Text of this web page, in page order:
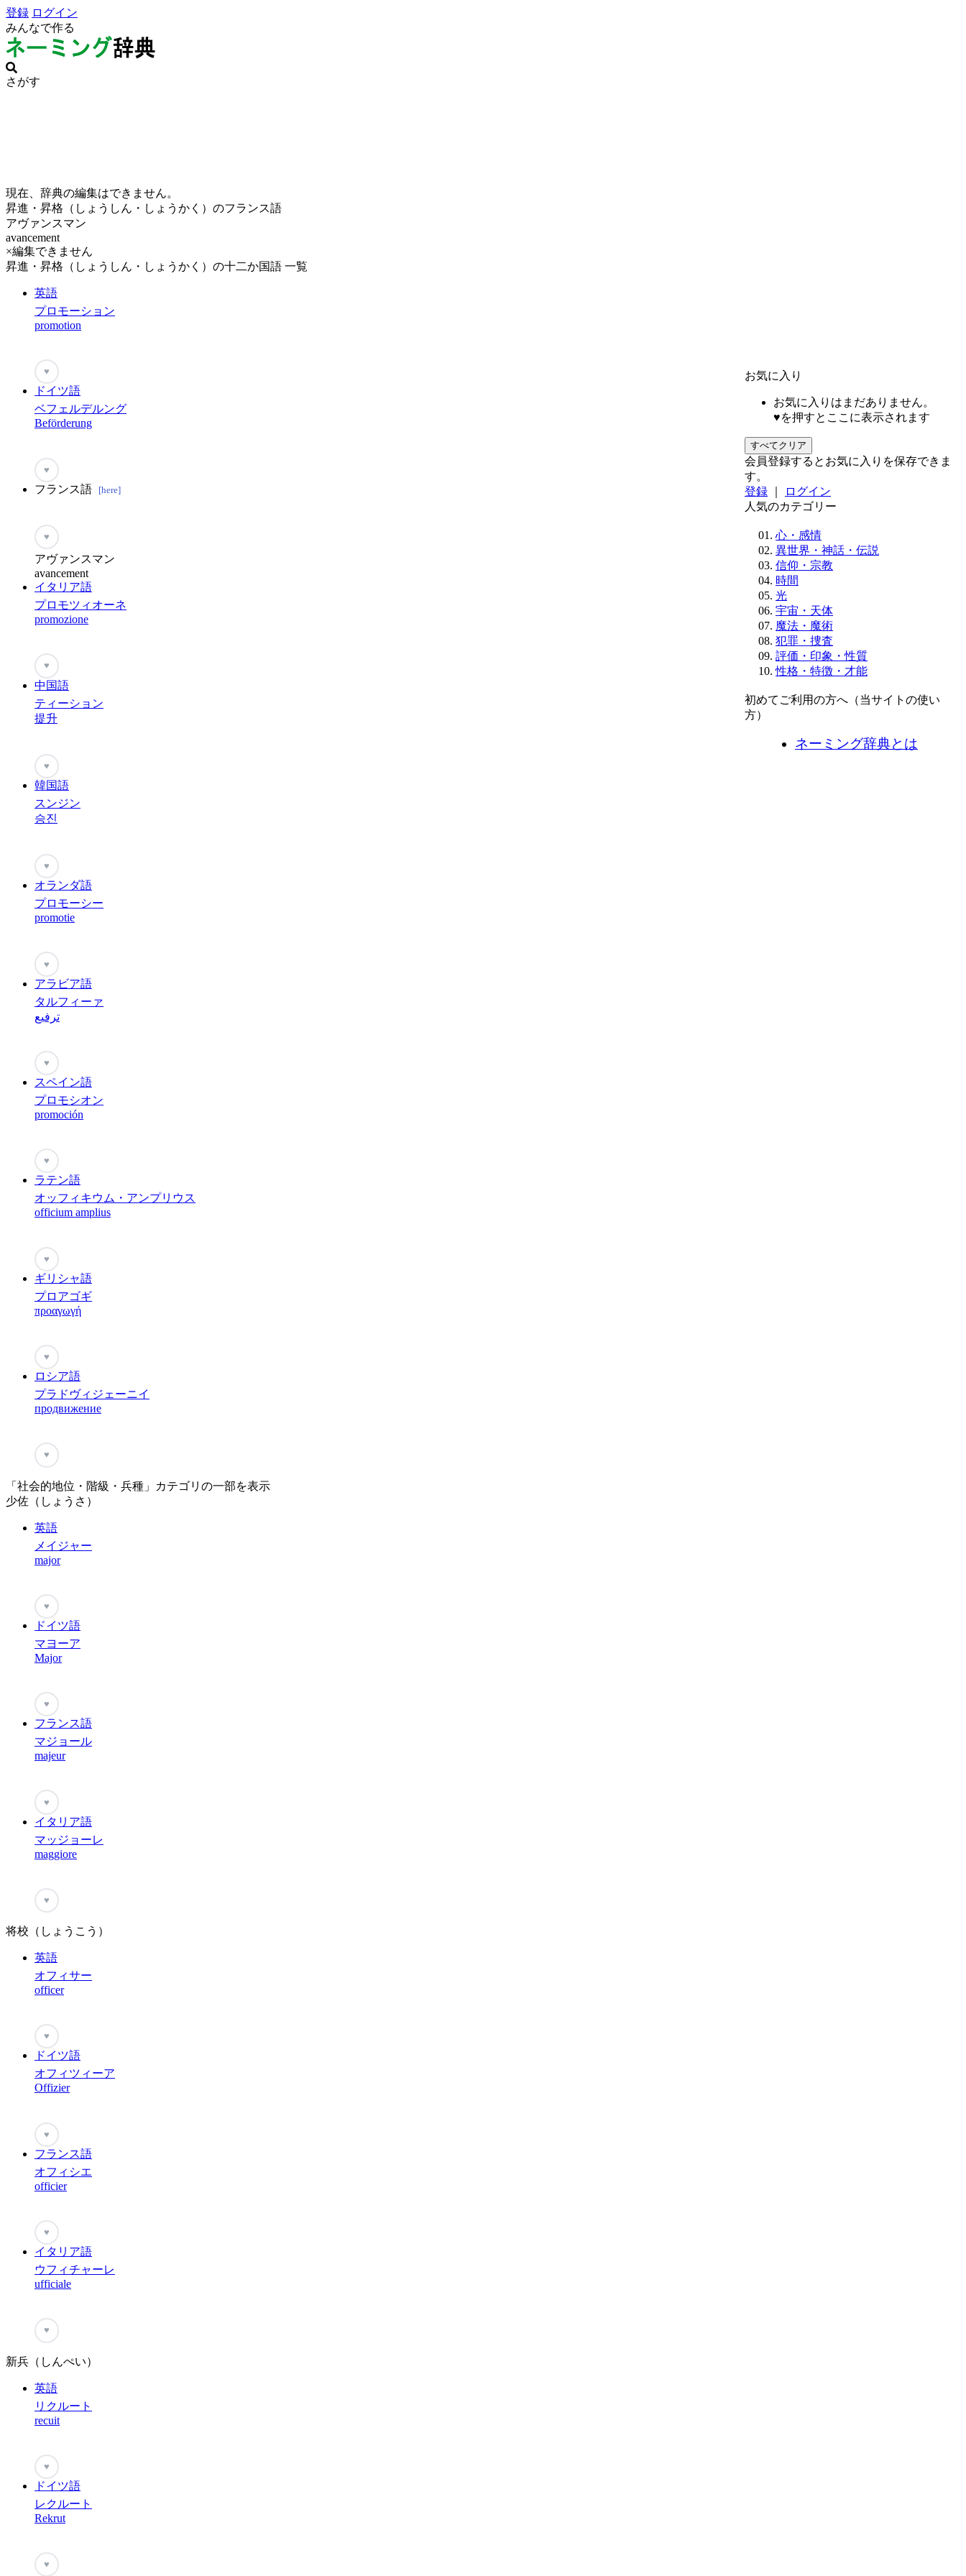
登録 ログイン
みんなで作る
さがす
現在、辞典の編集はできません。
昇進・昇格（しょうしん・しょうかく）のフランス語
アヴァンスマン
avancement
×編集できません
昇進・昇格（しょうしん・しょうかく）の十二か国語 一覧
英語
プロモーション
promotion
♥
ドイツ語
ベフェルデルング
Beförderung
♥
フランス語 [here]
♥
アヴァンスマン
avancement
イタリア語
プロモツィオーネ
promozione
♥
中国語
ティーション
提升
♥
韓国語
スンジン
승진
♥
オランダ語
プロモーシー
promotie
♥
アラビア語
タルフィーァ
ترفيع
♥
スペイン語
プロモシオン
promoción
♥
ラテン語
オッフィキウム・アンプリウス
officium amplius
♥
ギリシャ語
プロアゴギ
προαγωγή
♥
ロシア語
プラドヴィジェーニイ
продвижение
♥
「社会的地位・階級・兵種」カテゴリの一部を表示
少佐（しょうさ）
英語
メイジャー
major
♥
ドイツ語
マヨーア
Major
♥
フランス語
マジョール
majeur
♥
イタリア語
マッジョーレ
maggiore
♥
将校（しょうこう）
英語
オフィサー
officer
♥
ドイツ語
オフィツィーア
Offizier
♥
フランス語
オフィシエ
officier
♥
イタリア語
ウフィチャーレ
ufficiale
♥
新兵（しんぺい）
英語
リクルート
recuit
♥
ドイツ語
レクルート
Rekrut
♥
お気に入り
お気に入りはまだありません。
♥を押すとここに表示されます
すべてクリア
会員登録するとお気に入りを保存できま
す。
登録
ログイン
人気のカテゴリー
心・感情
異世界・神話・伝説
信仰・宗教
時間
光
宇宙・天体
魔法・魔術
犯罪・捜査
評価・印象・性質
性格・特徴・才能
初めてご利用の方へ（当サイトの使い
方）
ネーミング辞典とは